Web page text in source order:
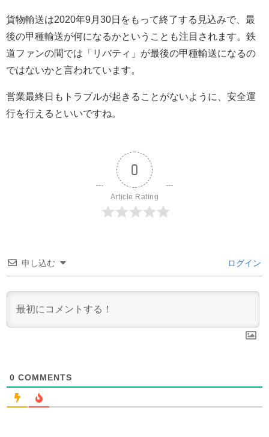
貨物輸送は2020年9月30日をもって終了する見込みで、最
後の甲種輸送が何になるかということも注目されます。鉄
道ファンの間では「リバティ」が最後の甲種輸送になるの
ではないかと言われています。
営業最終日もトラブルが起きることがないように、安全運
行を行えるといいですね。
0
Article Rating
申し込む ログイン
0 COMMENTS